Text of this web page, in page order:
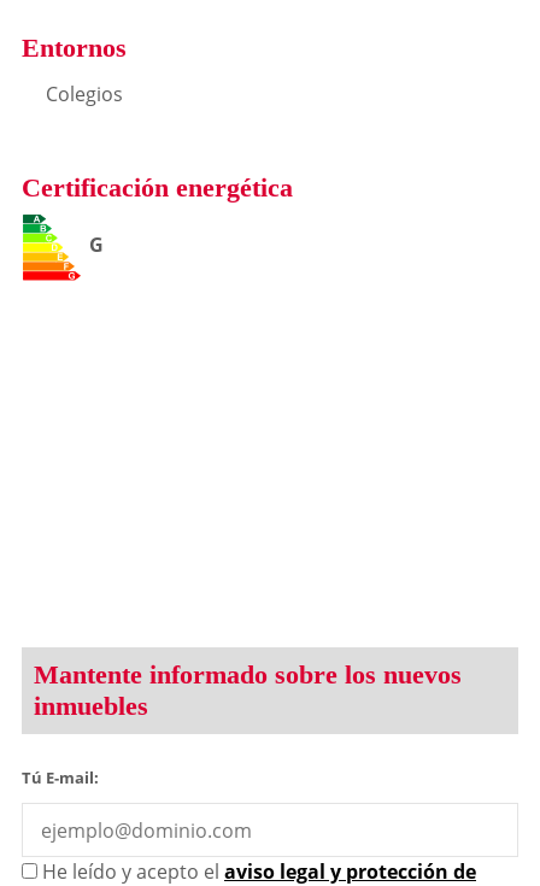
Entornos
Colegios
Certificación energética
G
Mantente informado sobre los nuevos
inmuebles
Tú E-mail:
He leído y acepto el aviso legal y protección de